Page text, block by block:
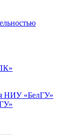
НИУ «БелГУ»